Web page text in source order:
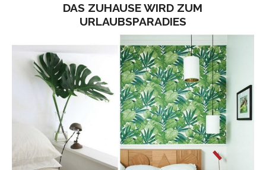
DAS ZUHAUSE WIRD ZUM
URLAUBSPARADIES